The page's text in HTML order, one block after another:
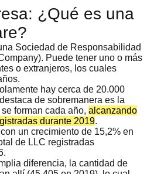
¿Qué es una
Sociedad de Responsabilidad
Puede tener uno o más
o extranjeros, los cuales
hay cerca de 20.000
de sobremanera es la
forman cada año, alcanzando
durante 2019.
un crecimiento de 15,2% en
de LLC registradas
diferencia, la cantidad de